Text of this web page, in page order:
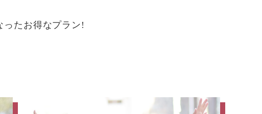
ったお得なプラン!